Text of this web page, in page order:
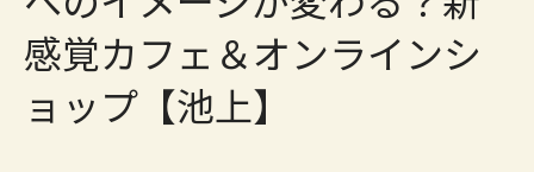
感覚カフェ＆オンラインシ
ョップ【池上】